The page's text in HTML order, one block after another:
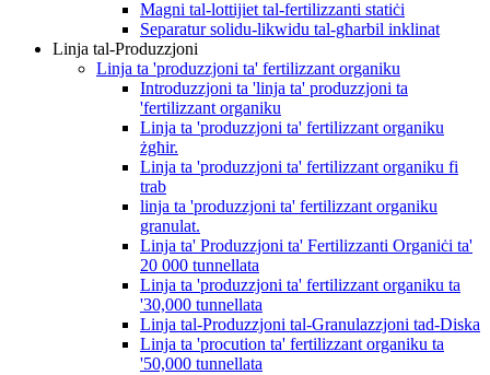
Magni tal-lottijiet tal-fertilizzanti statiċi
Separatur solidu-likwidu tal-għarbil inklinat
Linja tal-Produzzjoni
Linja ta 'produzzjoni ta' fertilizzant organiku
Introduzzjoni ta 'linja ta' produzzjoni ta
'fertilizzant organiku
Linja ta 'produzzjoni ta' fertilizzant organiku
żgħir.
Linja ta 'produzzjoni ta' fertilizzant organiku fi
trab
linja ta 'produzzjoni ta' fertilizzant organiku
granulat.
Linja ta' Produzzjoni ta' Fertilizzanti Organiċi ta'
20 000 tunnellata
Linja ta 'produzzjoni ta' fertilizzant organiku ta
'30,000 tunnellata
Linja tal-Produzzjoni tal-Granulazzjoni tad-Diska
Linja ta 'procution ta' fertilizzant organiku ta
'50,000 tunnellata